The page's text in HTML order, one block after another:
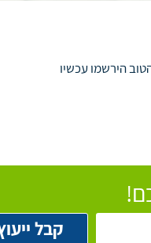
הירשמו עכשיו